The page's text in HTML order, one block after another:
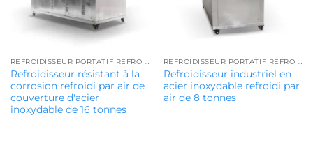
REFROIDISSEUR PORTATIF REFROIDI PAR AIR
Refroidisseur résistant à la
corrosion refroidi par air de
couverture d'acier
inoxydable de 16 tonnes
REFROIDISSEUR PORTATIF REFROIDI PAR AIR
Refroidisseur industriel en
acier inoxydable refroidi par
air de 8 tonnes